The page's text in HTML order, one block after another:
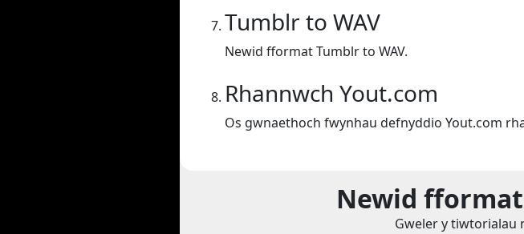
Tumblr to WAV
Newid fformat Tumblr to WAV.
Rhannwch Yout.com
Os gwnaethoch fwynhau defnyddio Yout.com
Newid
Gweler y tiwtorialau